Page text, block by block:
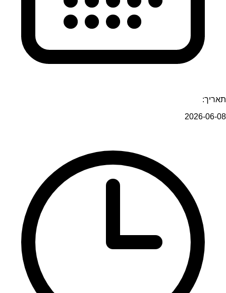
תאריך:
2026-06-08